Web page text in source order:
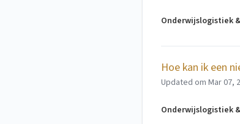
Onderwijslogistiek
Hoe kan ik een
Updated om Mar 07,
Onderwijslogistiek